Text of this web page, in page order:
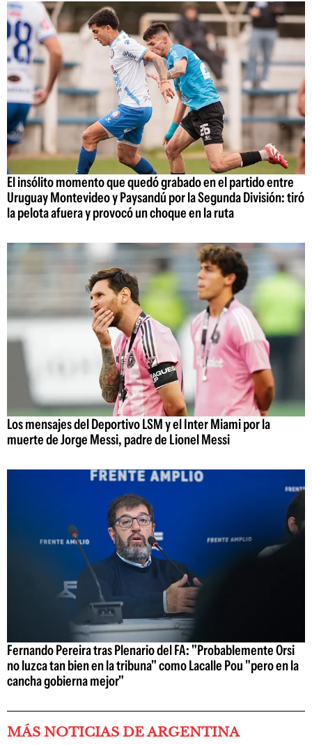
El insólito momento que quedó grabado en el partido entre
Uruguay Montevideo y Paysandú por la Segunda División: tiró
la pelota afuera y provocó un choque en la ruta
Los mensajes del Deportivo LSM y el Inter Miami por la
muerte de Jorge Messi, padre de Lionel Messi
Fernando Pereira tras Plenario del FA: "Probablemente Orsi
no luzca tan bien en la tribuna" como Lacalle Pou "pero en la
cancha gobierna mejor"
MÁS NOTICIAS DE ARGENTINA